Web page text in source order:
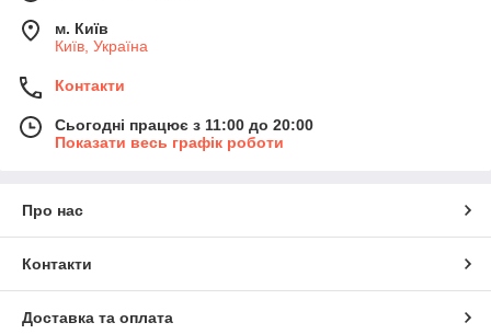
м. Київ
Київ, Україна
Контакти
Сьогодні працює з 11:00 до 20:00
Показати весь графік роботи
Про нас
Контакти
Доставка та оплата